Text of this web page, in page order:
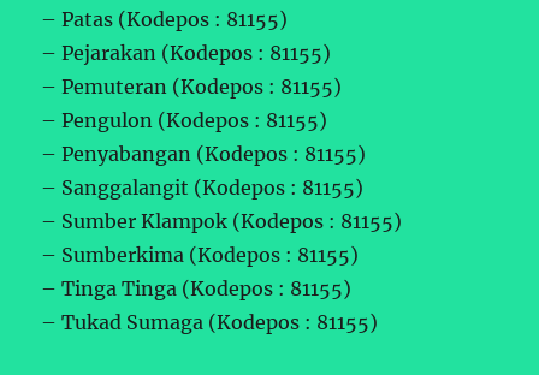
– Patas (Kodepos : 81155)
– Pejarakan (Kodepos : 81155)
– Pemuteran (Kodepos : 81155)
– Pengulon (Kodepos : 81155)
– Penyabangan (Kodepos : 81155)
– Sanggalangit (Kodepos : 81155)
– Sumber Klampok (Kodepos : 81155)
– Sumberkima (Kodepos : 81155)
– Tinga Tinga (Kodepos : 81155)
– Tukad Sumaga (Kodepos : 81155)